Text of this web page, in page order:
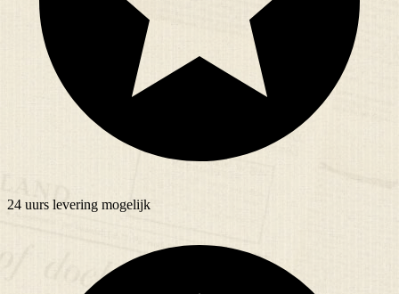
24 uurs levering mogelijk